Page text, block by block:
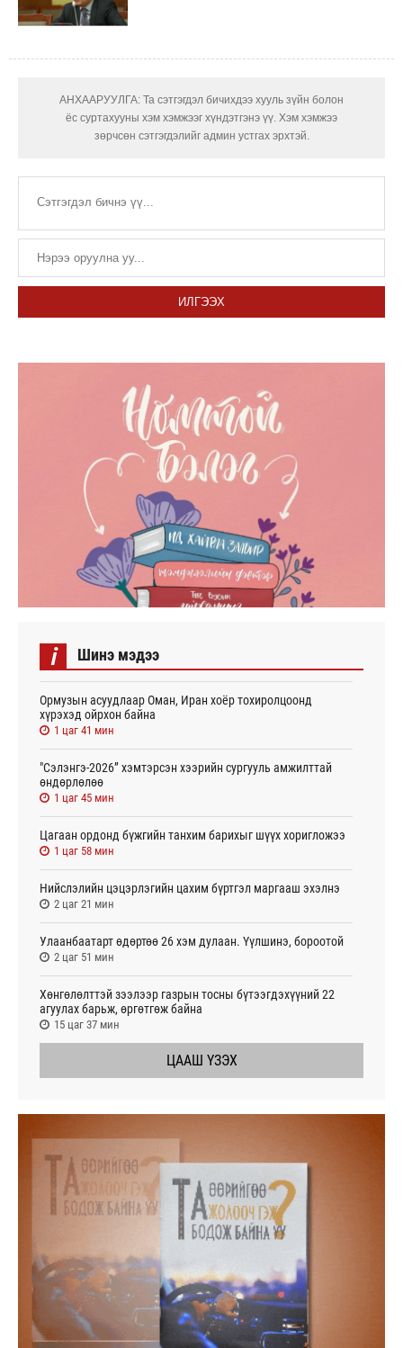
АНХААРУУЛГА: Та сэтгэгдэл бичихдээ хууль зүйн болон
ёс суртахууны хэм хэмжээг хүндэтгэнэ үү. Хэм хэмжээ
зөрчсөн сэтгэгдэлийг админ устгах эрхтэй.
ИЛГЭЭХ
i Шинэ мэдээ
Ормузын асуудлаар Оман, Иран хоёр тохиролцоонд
хүрэхэд ойрхон байна
1 цаг 41 мин
"Сэлэнгэ-2026” хэмтэрсэн хээрийн сургууль амжилттай
өндөрлөлөө
1 цаг 45 мин
Цагаан ордонд бүжгийн танхим барихыг шүүх хоригложээ
1 цаг 58 мин
Нийслэлийн цэцэрлэгийн цахим бүртгэл маргааш эхэлнэ
2 цаг 21 мин
Улаанбаатарт өдөртөө 26 хэм дулаан. Үүлшинэ, бороотой
2 цаг 51 мин
Хөнгөлөлттэй зээлээр газрын тосны бүтээгдэхүүний 22
агуулах барьж, өргөтгөж байна
15 цаг 37 мин
ЦААШ ҮЗЭХ